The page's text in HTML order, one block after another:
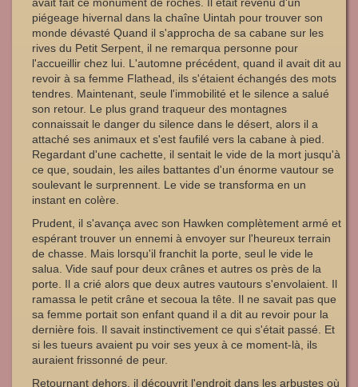
piégeage hivernal dans la chaîne Uintah pour trouver son
monde dévasté Quand il s'approcha de sa cabane sur les
rives du Petit Serpent, il ne remarqua personne pour
l'accueillir chez lui. L'automne précédent, quand il avait dit au
revoir à sa femme Flathead, ils s'étaient échangés des mots
tendres. Maintenant, seule l'immobilité et le silence a salué
son retour. Le plus grand traqueur des montagnes
connaissait le danger du silence dans le désert, alors il a
attaché ses animaux et s'est faufilé vers la cabane à pied.
Regardant d'une cachette, il sentait le vide de la mort jusqu'à
ce que, soudain, les ailes battantes d'un énorme vautour se
soulevant le surprennent. Le vide se transforma en un
instant en colère.
Prudent, il s'avança avec son Hawken complètement armé et
espérant trouver un ennemi à envoyer sur l'heureux terrain
de chasse. Mais lorsqu'il franchit la porte, seul le vide le
salua. Vide sauf pour deux crânes et autres os près de la
porte. Il a crié alors que deux autres vautours s'envolaient. Il
ramassa le petit crâne et secoua la tête. Il ne savait pas que
sa femme portait son enfant quand il a dit au revoir pour la
dernière fois. Il savait instinctivement ce qui s'était passé. Et
si les tueurs avaient pu voir ses yeux à ce moment-là, ils
auraient frissonné de peur.
Retournant dehors, il découvrit l'endroit dans les arbustes où